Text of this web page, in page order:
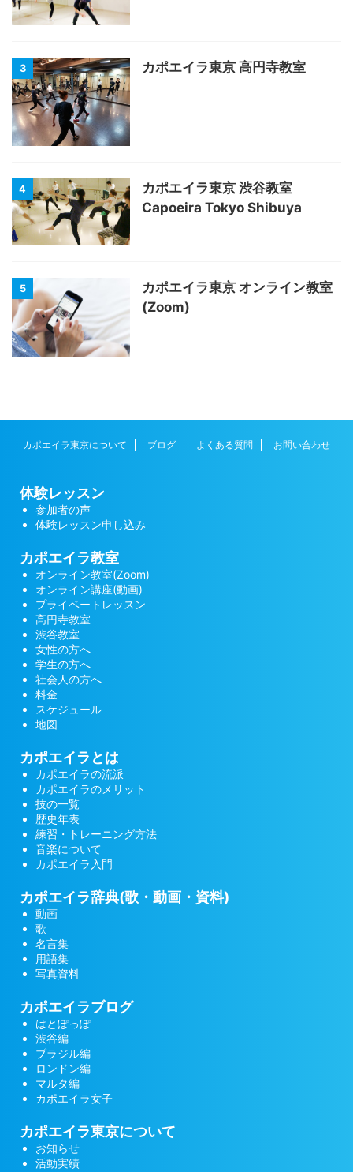
3 カポエイラ東京 高円寺教室
4
カポエイラ東京 渋谷教室
Capoeira Tokyo Shibuya
5
カポエイラ東京 オンライン教室
(Zoom)
カポエイラ東京について ブログ よくある質問 お問い合わせ
体験レッスン
参加者の声
体験レッスン申し込み
カポエイラ教室
オンライン教室(Zoom)
オンライン講座(動画)
プライベートレッスン
高円寺教室
渋谷教室
女性の方へ
学生の方へ
社会人の方へ
料金
スケジュール
地図
カポエイラとは
カポエイラの流派
カポエイラのメリット
技の一覧
歴史年表
練習・トレーニング方法
音楽について
カポエイラ入門
カポエイラ辞典(歌・動画・資料)
動画
歌
名言集
用語集
写真資料
カポエイラブログ
はとぽっぽ
渋谷編
ブラジル編
ロンドン編
マルタ編
カポエイラ女子
カポエイラ東京について
お知らせ
活動実績